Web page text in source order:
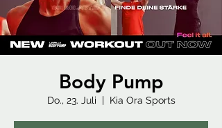
Body Pump
Do., 23. Juli
  |
Kia Ora Sports